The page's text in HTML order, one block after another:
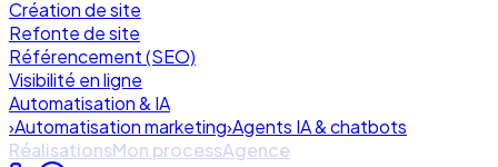
Création de site
Refonte de site
Référencement (SEO)
Visibilité en ligne
Automatisation & IA
›Automatisation marketing›Agents IA & chatbots
RéalisationsMon processAgence